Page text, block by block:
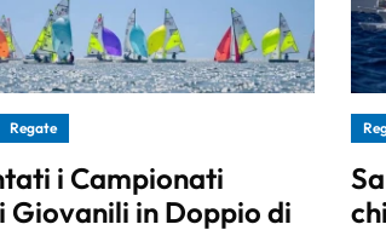
Regate
i Campionati
Giovanili in Doppio di